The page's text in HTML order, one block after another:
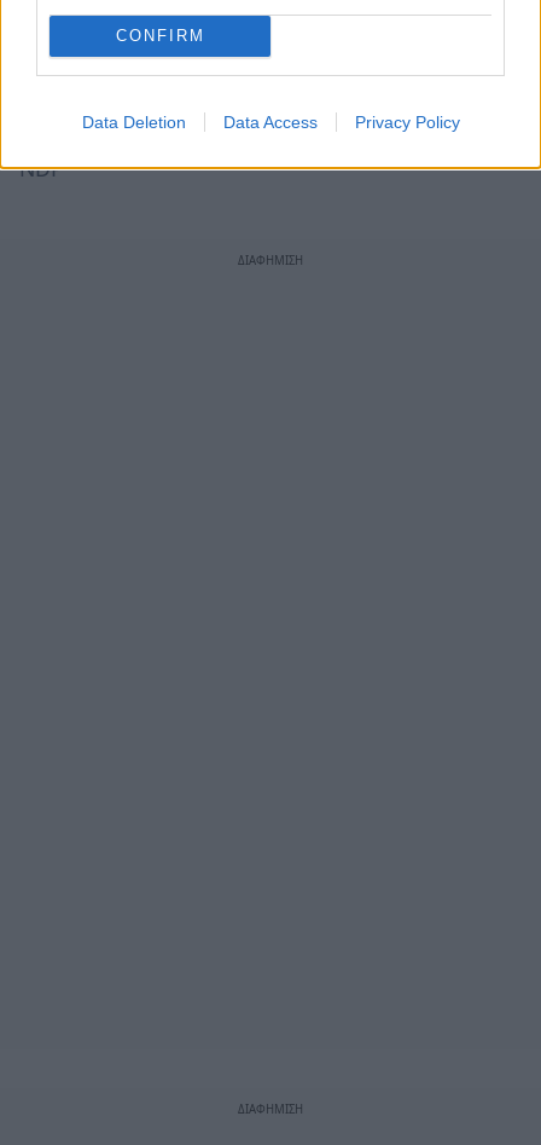
CONFIRM
Data Deletion Data Access Privacy Policy
Photo 5/5
Η Ολυμπιονίκης ήταν η πιο περήφανη μανούλα/
NDP